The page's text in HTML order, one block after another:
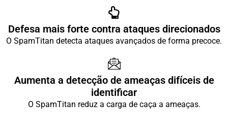
Defesa mais forte contra ataques direcionados
O SpamTitan detecta ataques avançados de forma precoce.
Aumenta a detecção de ameaças difíceis de
identificar
O SpamTitan reduz a carga de caça a ameaças.